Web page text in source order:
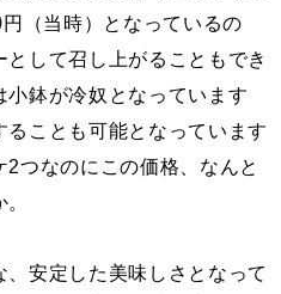
（当時）となっているの
して召し上がることもでき
小鉢が冷奴となっています
ことも可能となっています
2つなのにこの価格、なんと
安定した美味しさとなって